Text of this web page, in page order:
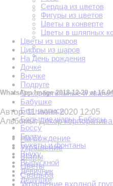
Сердца из цветов
Фигуры из цветов
Цветы в конверте
Цветы в шляпных
Цветы из шаров
Цифры из шаров
На День рождения
Дочке
Внучке
Подруге
Оскорбительные и
Бабушке
Без надписи
Большие шары. Баблсы
Боссу
Брату
Букеты и фонтаны
Внуку
Выпускной
Девичник
Дедушке
WhatsApp Image 2018-12-20 at
Автор:11 июня 2020 12:05
Альбомы:Декор
На рождение
Украшение
Шары
Цветы
Свадьба